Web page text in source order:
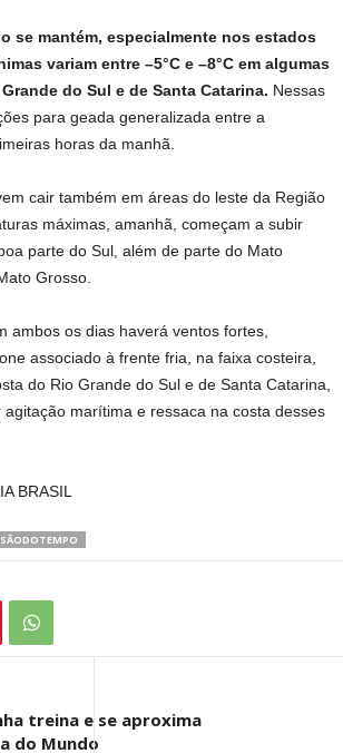
se mantém, especialmente nos estados
variam entre –5°C e –8°C em algumas
do Sul e de Santa Catarina. Nessas
para geada generalizada entre a
horas da manhã.
cair também em áreas do leste da Região
máximas, amanhã, começam a subir
parte do Sul, além de parte do Mato
Grosso.
ambos os dias haverá ventos fortes,
associado à frente fria, na faixa costeira,
do Rio Grande do Sul e de Santa Catarina,
marítima e ressaca na costa desses
BRASIL
treina e se aproxima
do Mundo